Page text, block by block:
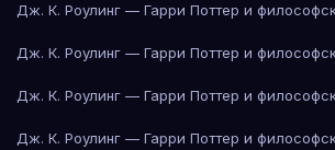
Дж. К. Роулинг — Гарри Поттер и
Дж. К. Роулинг — Гарри Поттер и
Дж. К. Роулинг — Гарри Поттер и
Дж. К. Роулинг — Гарри Поттер и